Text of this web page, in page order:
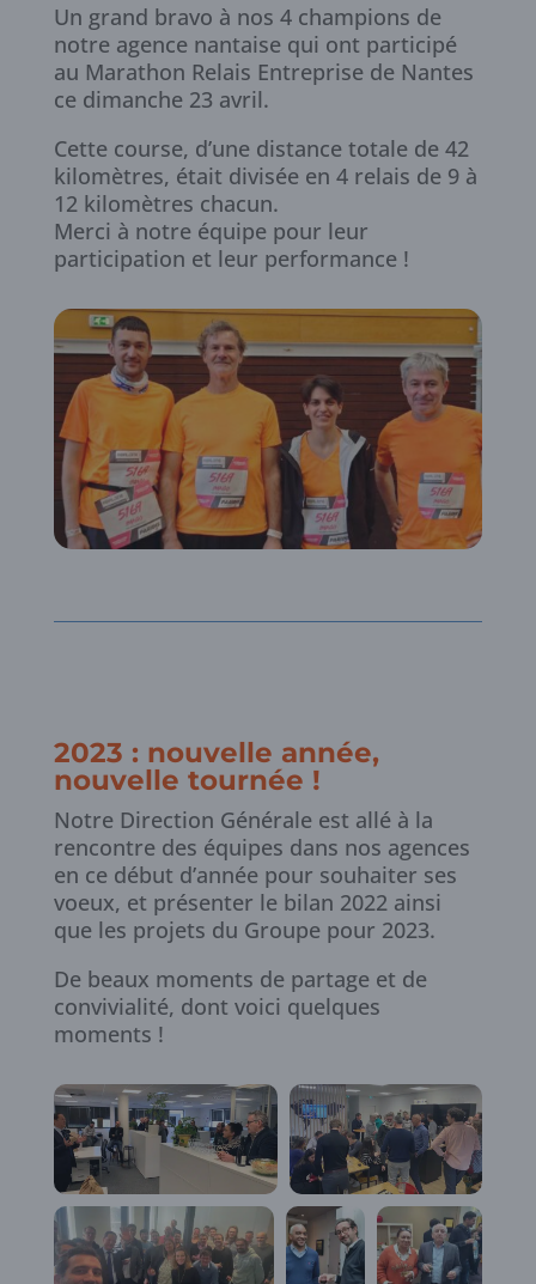
Un grand bravo à nos 4 champions de
notre agence nantaise qui ont participé
au Marathon Relais Entreprise de Nantes
ce dimanche 23 avril.
Cette course, d’une distance totale de 42
kilomètres, était divisée en 4 relais de 9 à
12 kilomètres chacun.
Merci à notre équipe pour leur
participation et leur performance !
2023 : nouvelle année,
nouvelle tournée !
Notre Direction Générale est allé à la
rencontre des équipes dans nos agences
en ce début d’année pour souhaiter ses
voeux, et présenter le bilan 2022 ainsi
que les projets du Groupe pour 2023.
De beaux moments de partage et de
convivialité, dont voici quelques
moments !